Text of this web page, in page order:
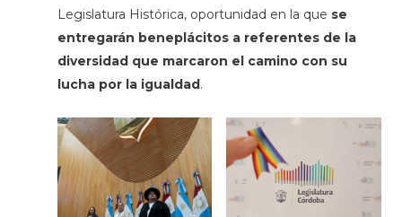
Legislatura Histórica, oportunidad en la que se
entregarán beneplácitos a referentes de la
diversidad que marcaron el camino con su
lucha por la igualdad.